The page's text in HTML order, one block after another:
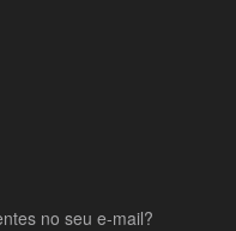
no seu e-mail?